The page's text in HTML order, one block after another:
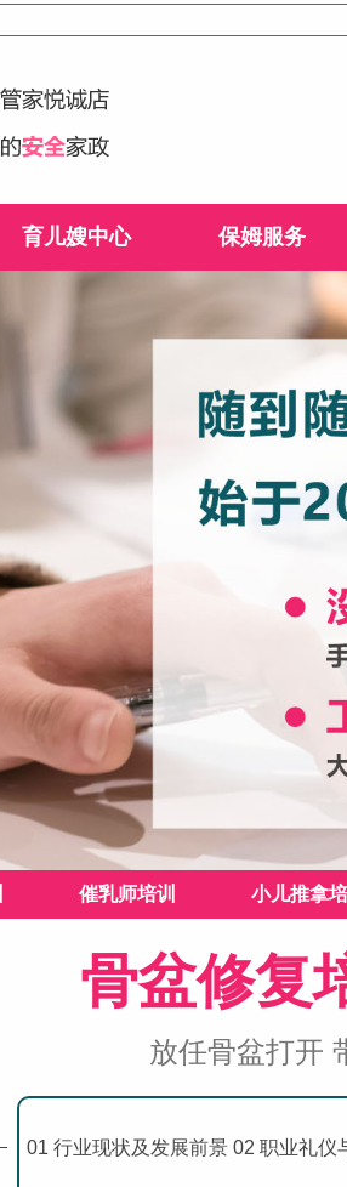
育儿嫂中心 保姆服务
催乳师培训 小儿推拿
骨盆修复
放任骨盆打开
01 行业现状及发展前景 02 职业礼